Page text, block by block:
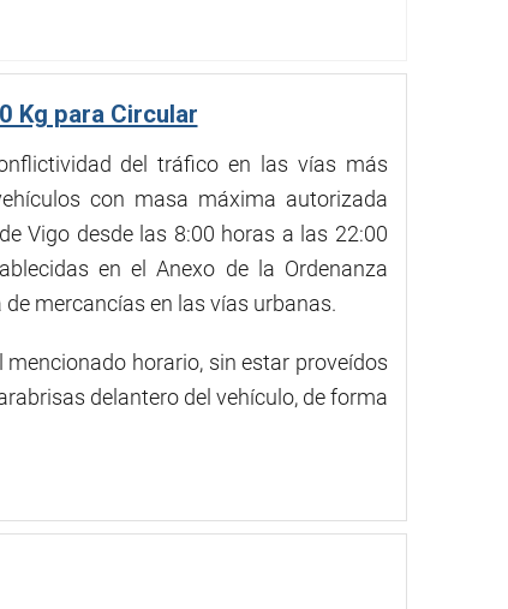
Kg para Circular
del tráfico en las vías más
con masa máxima autorizada
Vigo desde las 8:00 horas a las 22:00
en el Anexo de la Ordenanza
mercancías en las vías urbanas.
horario, sin estar proveídos
delantero del vehículo, de forma